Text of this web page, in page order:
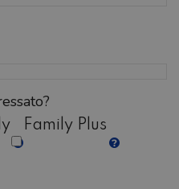
Family Plus